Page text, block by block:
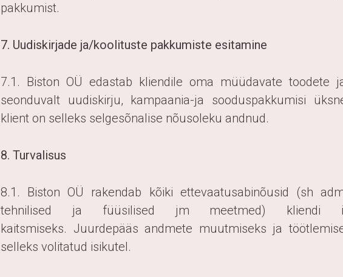
pakkumist.
7. Uudiskirjade ja/koolituste pakkumiste esitamine
7.1. Biston OÜ edastab kliendile oma müüdavate toodete
seonduvalt uudiskirju, kampaania-ja sooduspakkumisi
klient on selleks selgesõnalise nõusoleku andnud.
8. Turvalisus
8.1. Biston OÜ rakendab kõiki ettevaatusabinõusid (sh
tehnilised ja füüsilised jm meetmed) kliendi
kaitsmiseks. Juurdepääs andmete muutmiseks ja
selleks volitatud isikutel.